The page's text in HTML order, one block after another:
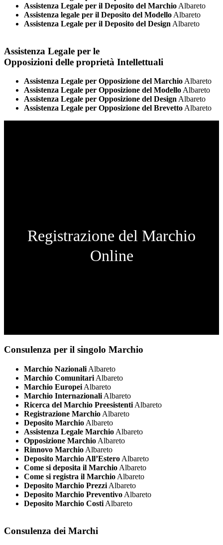
Assistenza Legale per il Deposito del Marchio Albareto
Assistenza legale per il Deposito del Modello Albareto
Assistenza Legale per il Deposito del Design Albareto
Assistenza Legale per le
Opposizioni delle proprietà Intellettuali
Assistenza Legale per Opposizione del Marchio Albareto
Assistenza Legale per Opposizione del Modello Albareto
Assistenza Legale per Opposizione del Design Albareto
Assistenza Legale per Opposizione del Brevetto Albareto
Registrazione del Marchio
Online
Consulenza per il singolo Marchio
Marchio Nazionali Albareto
Marchio Comunitari Albareto
Marchio Europei Albareto
Marchio Internazionali Albareto
Ricerca del Marchio Preesistenti Albareto
Registrazione Marchio Albareto
Deposito Marchio Albareto
Assistenza Legale Marchio Albareto
Opposizione Marchio Albareto
Rinnovo Marchio Albareto
Deposito Marchio All’Estero Albareto
Come si deposita il Marchio Albareto
Come si registra il Marchio Albareto
Deposito Marchio Prezzi Albareto
Deposito Marchio Preventivo Albareto
Deposito Marchio Costi Albareto
Consulenza dei Marchi